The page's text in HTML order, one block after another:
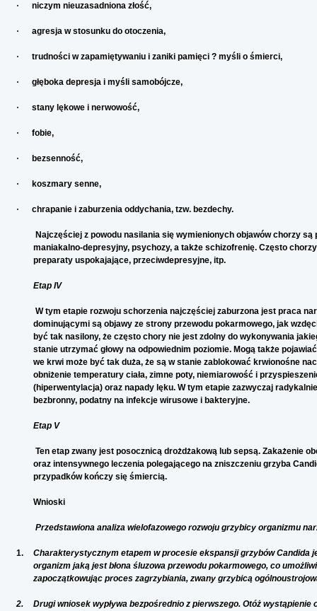
· niczym nieuzasadniona złość,
· agresja w stosunku do otoczenia,
· trudności w zapamiętywaniu i zaniki pamięci ? myśli o śmierci,
· głęboka depresja i myśli samobójcze,
· stany lękowe i nerwowość,
· fobie,
· bezsenność,
· koszmary senne,
· chrapanie i zaburzenia oddychania, tzw. bezdechy.
Najczęściej z powodu nasilania się wymienionych objawów chorzy
maniakalno-depresyjny, psychozy, a także schizofrenię. Często
preparaty uspokajające, przeciwdepresyjne, itp.
Etap IV
W tym etapie rozwoju schorzenia najczęściej zaburzona jest praca
dominującymi są objawy ze strony przewodu pokarmowego, jak
być tak nasilony, że często chory nie jest zdolny do wykonywania
stanie utrzymać głowy na odpowiednim poziomie. Mogą także
we krwi może być tak duża, że są w stanie zablokować krwionośne
obniżenie temperatury ciała, zimne poty, niemiarowość i
(hiperwentylacja) oraz napady lęku. W tym etapie zazwyczaj
bezbronny, podatny na infekcje wirusowe i bakteryjne.
Etap V
Ten etap zwany jest posocznicą drożdżakową lub sepsą. Zakażenie
oraz intensywnego leczenia polegającego na zniszczeniu grzyba
przypadków kończy się śmiercią.
Wnioski
Przedstawiona analiza wielofazowego rozwoju grzybicy organizmu
1.
Charakterystycznym etapem w procesie ekspansji grzybów Candida
organizm jaką jest błona śluzowa przewodu pokarmowego, co
zapoczątkowując proces zagrzybiania, zwany grzybicą
2.
Drugi wniosek wypływa bezpośrednio z pierwszego. Otóż